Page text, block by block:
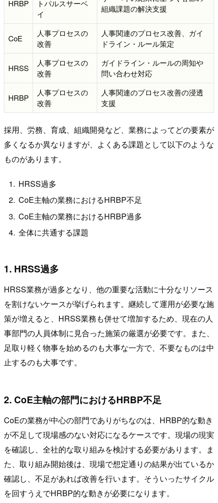
HRBP
トパルスサーベ
イ
組織課題の解決支援
CoE
人事プロセスの
改善
人事関連のプロセス改善、ガイ
ドライン・ルール策定
HRSS
人事プロセスの
改善
ガイドライン・ルールの周知や
問い合わせ対応
HRBP
人事プロセスの
改善
人事関連のプロセス改善の浸透
支援
採用、労務、育成、組織開発など、業務によってどの要素が
多くなるか異なりますが、よくある課題として以下のような
ものがあります。
HRSS過多
CoE主軸の業務におけるHRBP不足
CoE主軸の業務におけるHRBP過多
全体に共通する課題
1. HRSS過多
HRSS業務が過多となり、他の重要な活動に十分なリソース
を割けないケースが挙げられます。継続して運用が必要な施
策が増えると、HRSS業務も併せて増加するため、現在の人
事部門の人員体制に見合った施策の厳選が必要です。また、
足取り軽く物事を始めるのも大事な一方で、不要なものは中
止するのも大事です。
2. CoE主軸の部門におけるHRBP不足
CoEの業務が中心の部門でありがちなのは、HRBP的な動き
が不足して現場感のない対応になるケースです。現場の現実
を確認し、全社的な取り組みを検討する必要があります。ま
た、取り組み開始後は、現場で想定通りの結果が出ているか
確認し、不足があれば改善を行います。そういったサイクル
を回すうえでHRBP的な動きが必要になります。